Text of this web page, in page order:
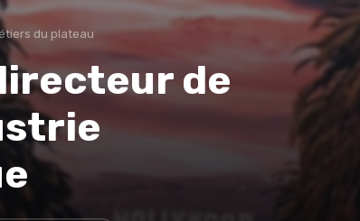
du plateau
de